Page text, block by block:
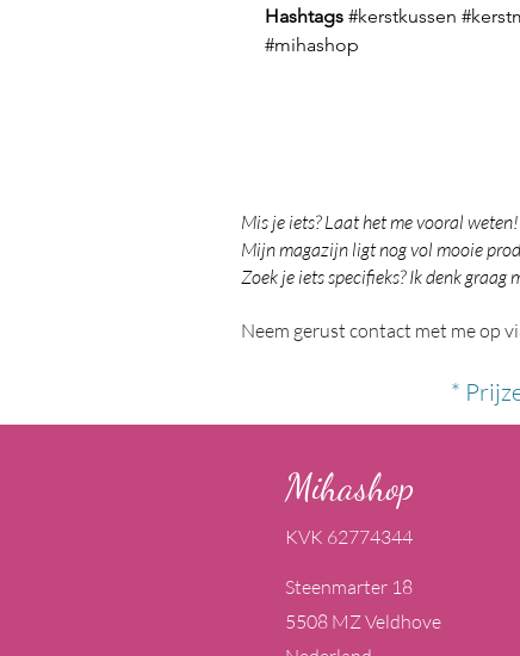
Hashtags #kerstkussen
#mihashop
Mis je iets? Laat het me vooral
Mijn magazijn ligt nog vol mooie
Zoek je iets specifieks? Ik denk graag
Neem gerust contact met me op
*
Mihashop
KVK 62774344
Steenmarter 18
5508 MZ Veldhove